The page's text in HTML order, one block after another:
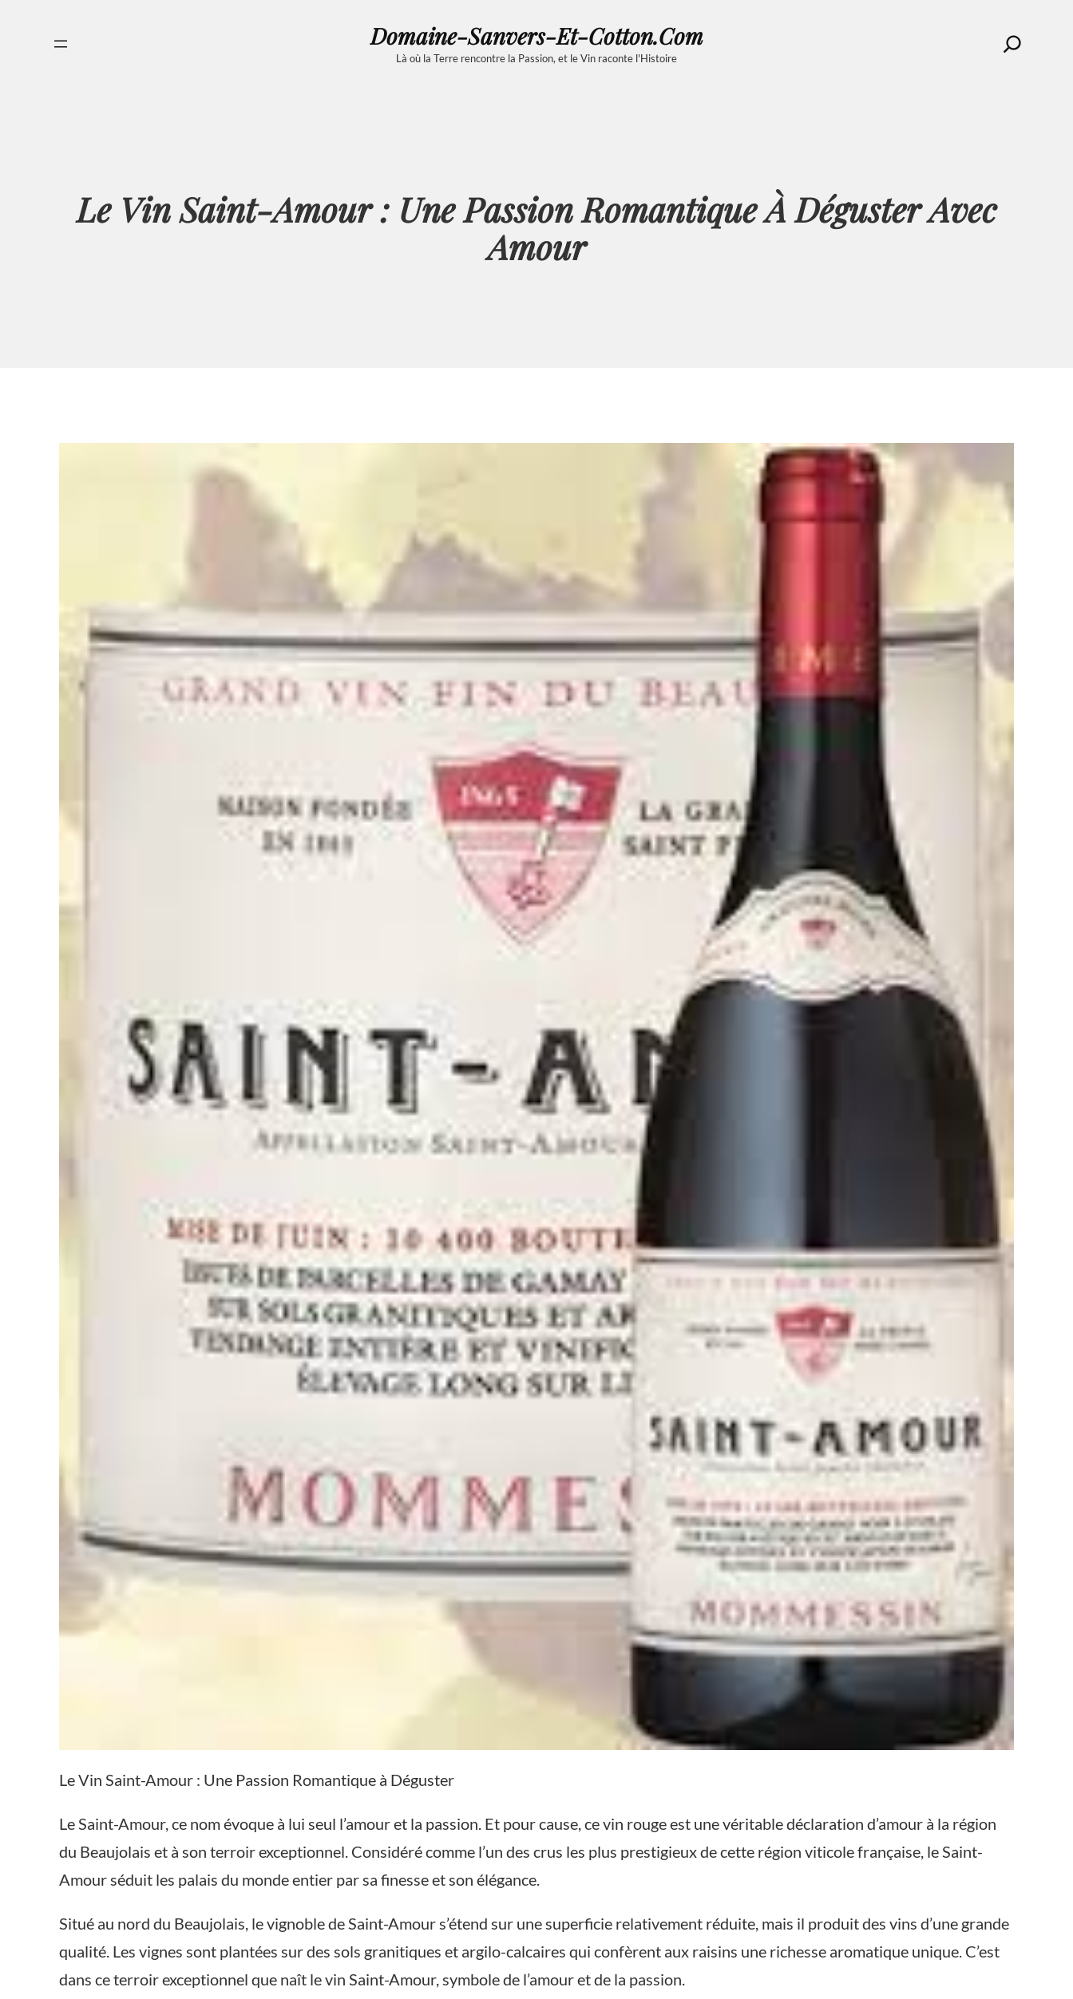
Domaine-Sanvers-Et-Cotton.com
Là où la Terre rencontre la Passion, et le Vin raconte l'Histoire
Search
Le Vin Saint-Amour : Une Passion Romantique À Déguster Avec
Amour
Le Vin Saint-Amour : Une Passion Romantique à Déguster
Le Saint-Amour, ce nom évoque à lui seul l’amour et la passion. Et pour cause, ce vin rouge est une véritable déclaration d’amour à la région
du Beaujolais et à son terroir exceptionnel. Considéré comme l’un des crus les plus prestigieux de cette région viticole française, le Saint-
Amour séduit les palais du monde entier par sa finesse et son élégance.
Situé au nord du Beaujolais, le vignoble de Saint-Amour s’étend sur une superficie relativement réduite, mais il produit des vins d’une grande
qualité. Les vignes sont plantées sur des sols granitiques et argilo-calcaires qui confèrent aux raisins une richesse aromatique unique. C’est
dans ce terroir exceptionnel que naît le vin Saint-Amour, symbole de l’amour et de la passion.